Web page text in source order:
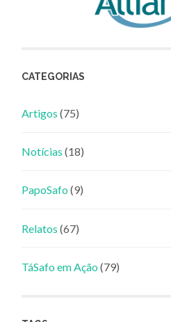
CATEGORIAS
Artigos (75)
Notícias (18)
PapoSafo (9)
Relatos (67)
TáSafo em Ação (79)